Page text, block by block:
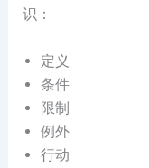
识：
定义
条件
限制
例外
行动